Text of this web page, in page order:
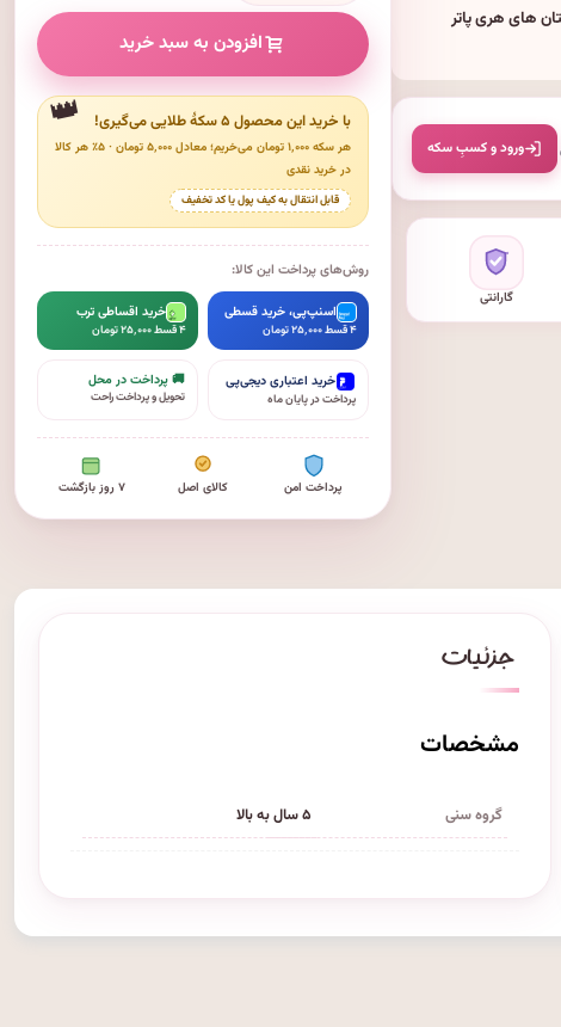
های هری پاتر
ورود و کسبِ سکه
گارانتی
افزودن به سبد خرید
با خرید این محصول ۵ سکهٔ طلایی می‌گیری!
هر سکه ۱٬۰۰۰ تومان می‌خریم؛ معادل ۵٬۰۰۰ تومان · ۵٪ هر کالا
در خرید نقدی
قابل انتقال به کیف پول یا کد تخفیف
روش‌های پرداخت این کالا:
اسنپ‌پی، خرید قسطی
۴ قسط ۲۵٬۰۰۰ تومان
خرید اقساطی ترب
۴ قسط ۲۵٬۰۰۰ تومان
خرید اعتباری دیجی‌پی
پرداخت در پایان ماه
🚚 پرداخت در محل
تحویل و پرداخت راحت
پرداخت امن کالای اصل ۷ روز بازگشت
مشخصات
گروه سنی ۵ سال به بالا